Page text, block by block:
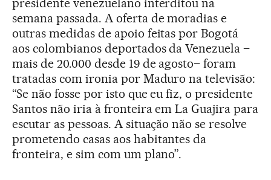
presidente venezuelano interditou na
semana passada. A oferta de moradias e
outras medidas de apoio feitas por Bogotá
aos colombianos deportados da Venezuela –
mais de 20.000 desde 19 de agosto– foram
tratadas com ironia por Maduro na televisão:
“Se não fosse por isto que eu fiz, o presidente
Santos não iria à fronteira em La Guajira para
escutar as pessoas. A situação não se resolve
prometendo casas aos habitantes da
fronteira, e sim com um plano”.